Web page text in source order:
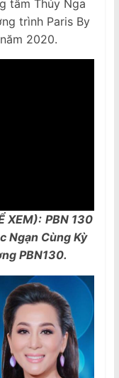
tâm Thúy Nga
trình Paris By
2020.
XEM): PBN 130
Ngạn Cùng Kỳ
PBN130.